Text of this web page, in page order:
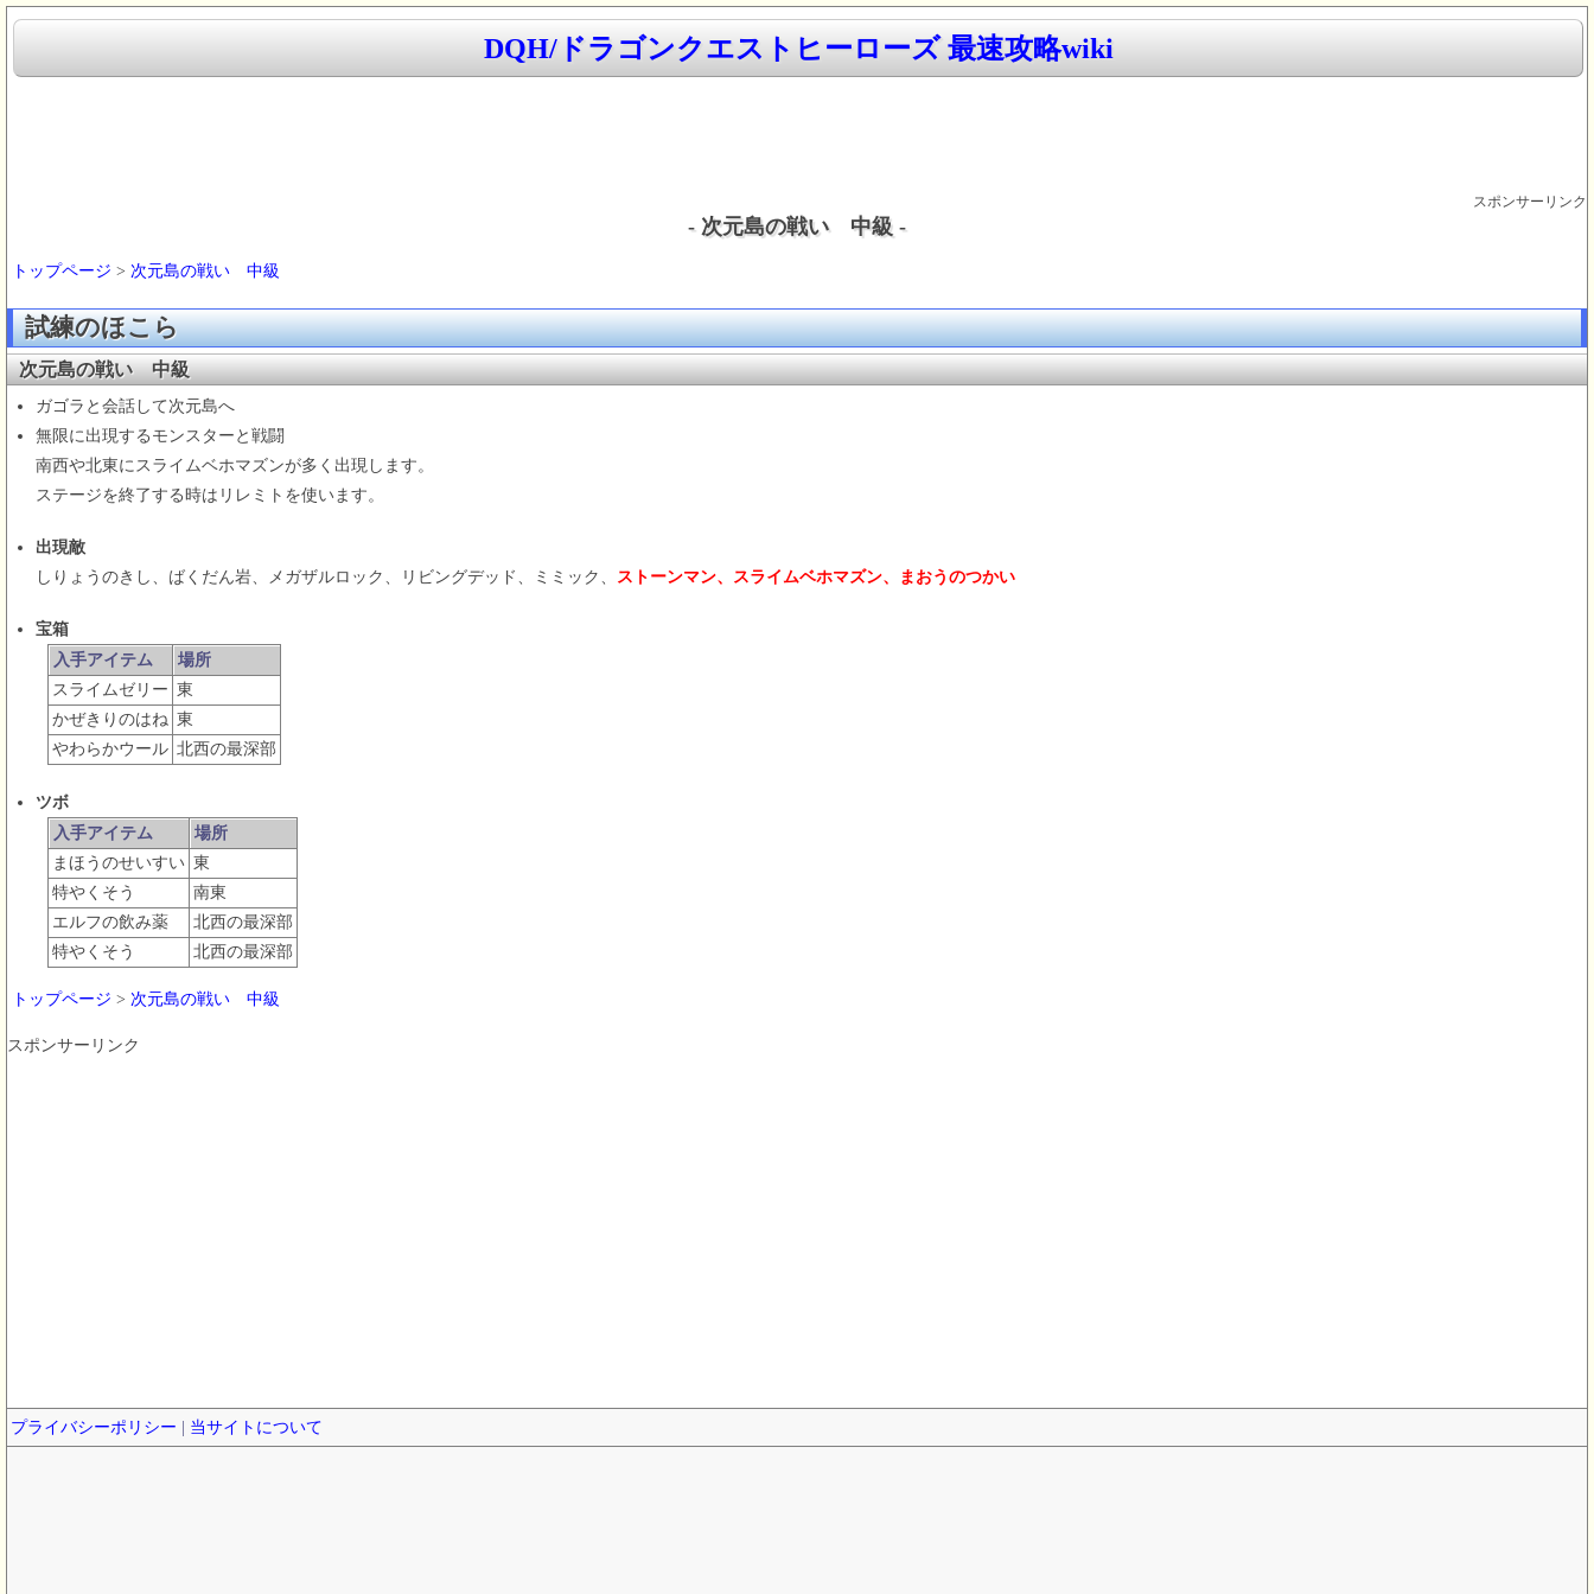
DQH/ドラゴンクエストヒーローズ 最速攻略wiki
スポンサーリンク
- 次元島の戦い 中級 -
トップページ > 次元島の戦い 中級
試練のほこら
次元島の戦い 中級
ガゴラと会話して次元島へ
無限に出現するモンスターと戦闘
南西や北東にスライムベホマズンが多く出現します。
ステージを終了する時はリレミトを使います。
出現敵
しりょうのきし、ばくだん岩、メガザルロック、リビングデッド、ミミック、 ストーンマン、スライムベホマズン、まおうのつかい
宝箱
入手アイテム
場所
スライムゼリー 東
かぜきりのはね 東
やわらかウール 北西の最深部
ツボ
入手アイテム
場所
まほうのせいすい 東
特やくそう
南東
エルフの飲み薬
北西の最深部
特やくそう
北西の最深部
トップページ > 次元島の戦い 中級
スポンサーリンク
プライバシーポリシー 当サイトについて